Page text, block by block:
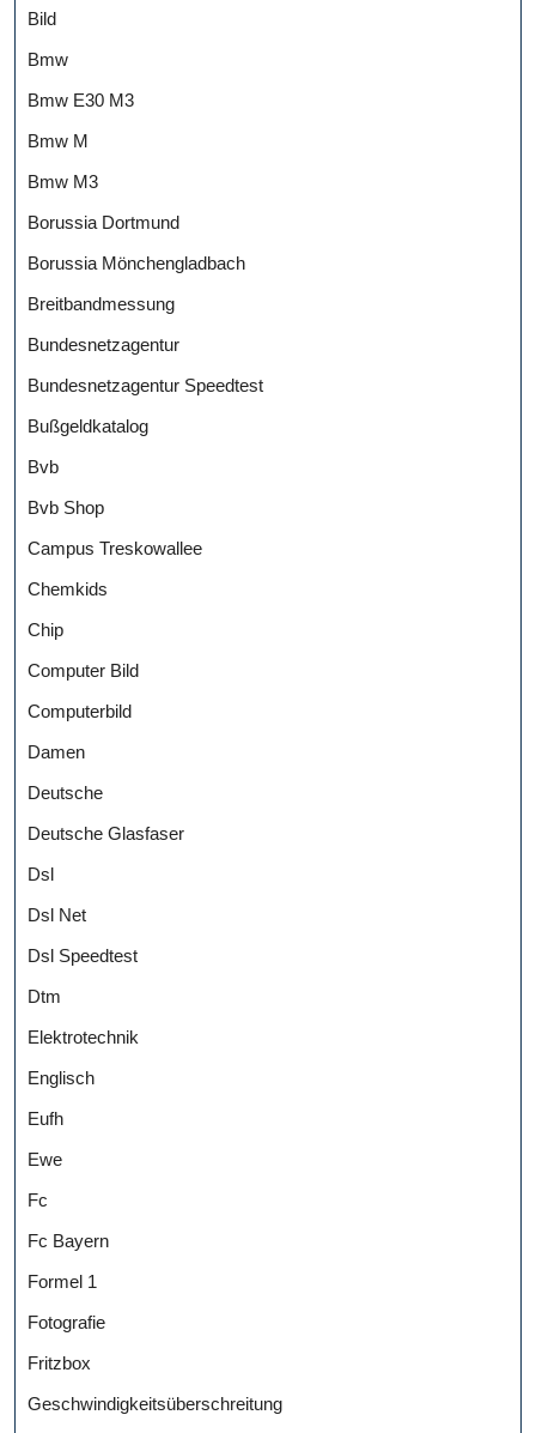
Bild
Bmw
Bmw E30 M3
Bmw M
Bmw M3
Borussia Dortmund
Borussia Mönchengladbach
Breitbandmessung
Bundesnetzagentur
Bundesnetzagentur Speedtest
Bußgeldkatalog
Bvb
Bvb Shop
Campus Treskowallee
Chemkids
Chip
Computer Bild
Computerbild
Damen
Deutsche
Deutsche Glasfaser
Dsl
Dsl Net
Dsl Speedtest
Dtm
Elektrotechnik
Englisch
Eufh
Ewe
Fc
Fc Bayern
Formel 1
Fotografie
Fritzbox
Geschwindigkeitsüberschreitung